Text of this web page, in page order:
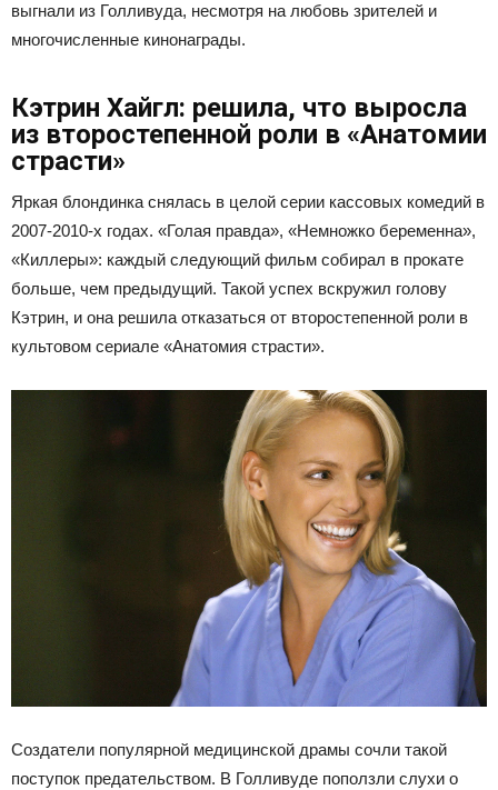
выгнали из Голливуда, несмотря на любовь зрителей и
многочисленные кинонаграды.
Кэтрин Хайгл: решила, что выросла
из второстепенной роли в «Анатомии
страсти»
Яркая блондинка снялась в целой серии кассовых комедий в
2007-2010-х годах. «Голая правда», «Немножко беременна»,
«Киллеры»: каждый следующий фильм собирал в прокате
больше, чем предыдущий. Такой успех вскружил голову
Кэтрин, и она решила отказаться от второстепенной роли в
культовом сериале «Анатомия страсти».
Создатели популярной медицинской драмы сочли такой
поступок предательством. В Голливуде поползли слухи о